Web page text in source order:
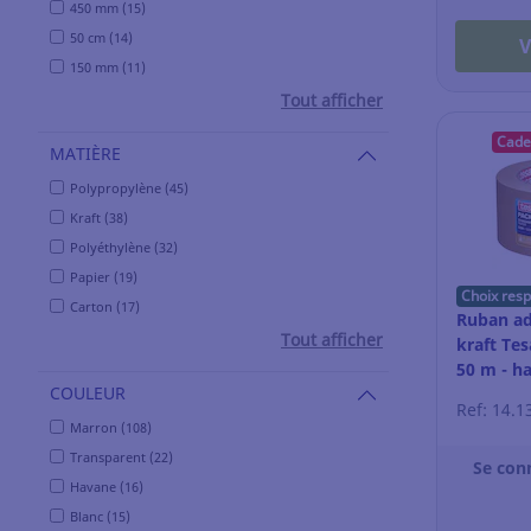
450 mm (15)
50 cm (14)
150 mm (11)
Tout afficher
MATIÈRE
Polypropylène (45)
Kraft (38)
Polyéthylène (32)
Papier (19)
Carton (17)
Tout afficher
COULEUR
Marron (108)
Transparent (22)
Havane (16)
Blanc (15)
Choix
Ruban
kraft
50 m -
Ref:
Se